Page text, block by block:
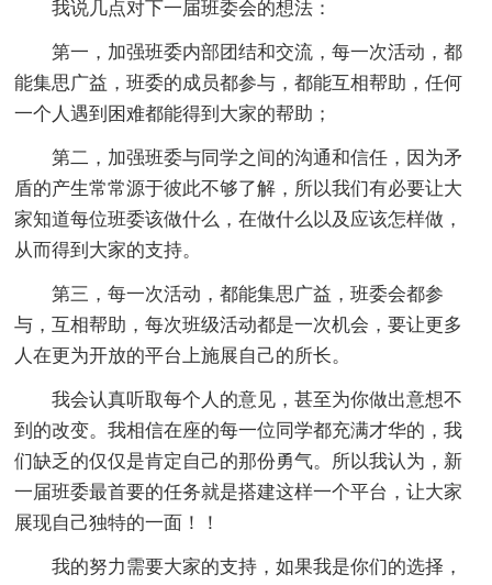
我说几点对下一届班委会的想法：
第一，加强班委内部团结和交流，每一次活动，都
能集思广益，班委的成员都参与，都能互相帮助，任何
一个人遇到困难都能得到大家的帮助；
第二，加强班委与同学之间的沟通和信任，因为矛
盾的产生常常源于彼此不够了解，所以我们有必要让大
家知道每位班委该做什么，在做什么以及应该怎样做，
从而得到大家的支持。
第三，每一次活动，都能集思广益，班委会都参
与，互相帮助，每次班级活动都是一次机会，要让更多
人在更为开放的平台上施展自己的所长。
我会认真听取每个人的意见，甚至为你做出意想不
到的改变。我相信在座的每一位同学都充满才华的，我
们缺乏的仅仅是肯定自己的那份勇气。所以我认为，新
一届班委最首要的任务就是搭建这样一个平台，让大家
展现自己独特的一面！！
我的努力需要大家的支持，如果我是你们的选择，